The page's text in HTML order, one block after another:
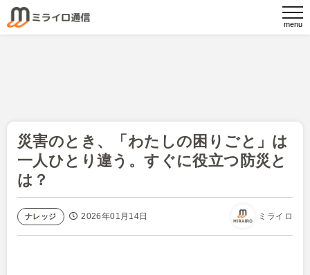
ナレッジ 2026年01月14日
災害のとき、「わたしの困りごと」は
一人ひとり違う。すぐに役立つ防災と
は？
ミライロ